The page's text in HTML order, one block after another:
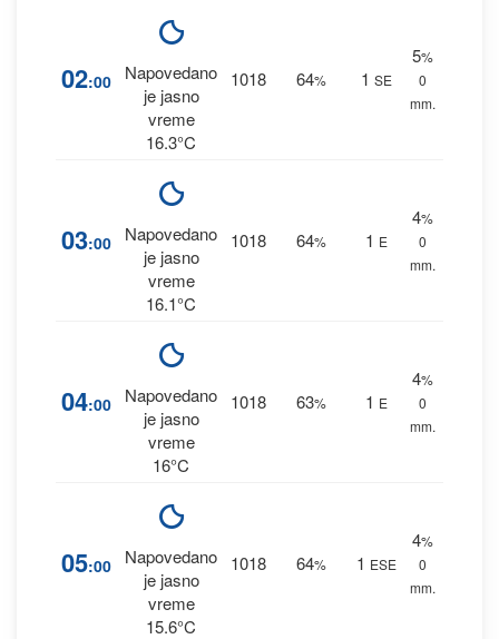
02:00
Napovedano
je jasno
vreme
16.3°C
1018 64% 1 SE
5%
0
mm.
03:00
Napovedano
je jasno
vreme
16.1°C
1018 64% 1 E
4%
0
mm.
04:00
Napovedano
je jasno
vreme
16°C
1018 63% 1 E
4%
0
mm.
05:00
Napovedano
je jasno
vreme
15.6°C
1018 64% 1 ESE
4%
0
mm.